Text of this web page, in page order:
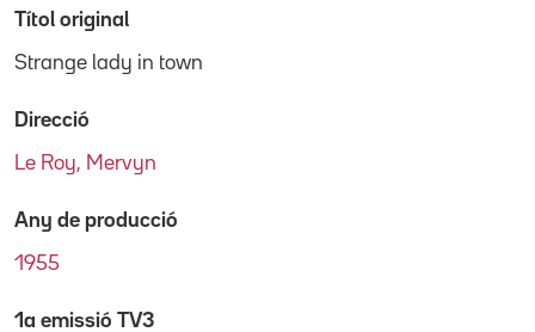
Títol original
Strange lady in town
Direcció
Le Roy, Mervyn
Any de producció
1955
1a emissió TV3